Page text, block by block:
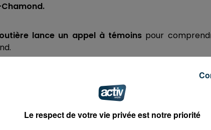
lance un appel à témoins pour
avec
remorque
Le respect de votre vie privée est notre priorité